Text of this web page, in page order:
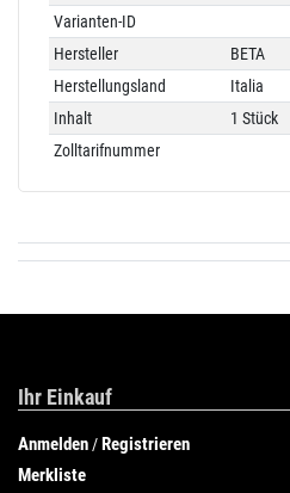
Varianten-ID
Hersteller
BETA
Herstellungsland
Italia
Inhalt
1 Stück
Zolltarifnummer
Ihr Einkauf
Anmelden /Registrieren
Merkliste